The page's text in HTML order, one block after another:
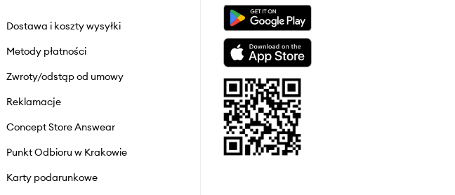
Dostawa i koszty wysyłki
Metody płatności
Zwroty/odstąp od umowy
Reklamacje
Concept Store Answear
Punkt Odbioru w Krakowie
Karty podarunkowe